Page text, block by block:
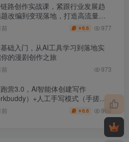
路创作实战课，紧跟行业发展趋
改编到变现落地，打造高流量优
￥6.6 977
础入门，从AI工具学习到落地实
的漫剧创作之旅
前 973
营3.0，Ai智能体创建写作
）+人工手写模式（手搓模
AI痕迹（头条号、公众号、百家
前 ￥6.6 968